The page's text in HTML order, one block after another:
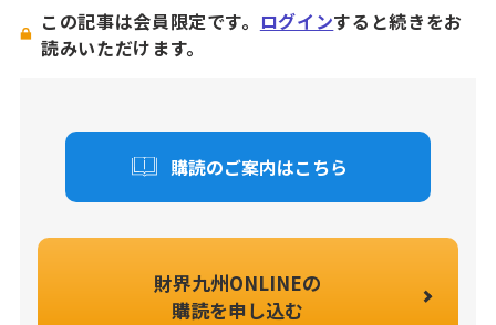
この記事は会員限定です。 ログインすると続きをお
読みいただけます。
購読のご案内はこちら
財界九州ONLINEの
購読を申し込む